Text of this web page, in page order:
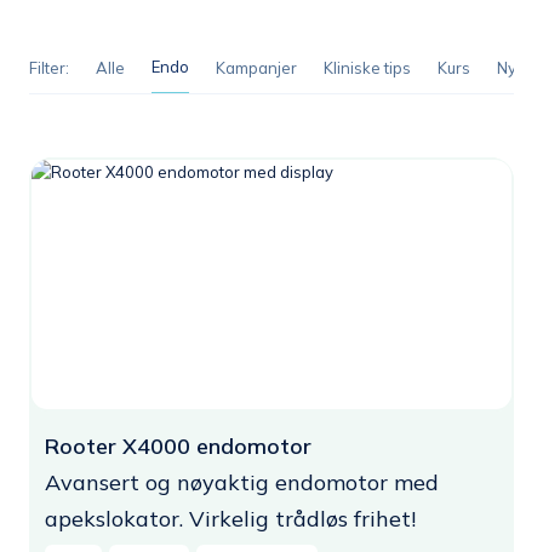
Filter: Alle Endo Kampanjer Kliniske tips Kurs
Rooter X4000 endomotor
Avansert og nøyaktig endomotor med
apekslokator. Virkelig trådløs frihet!